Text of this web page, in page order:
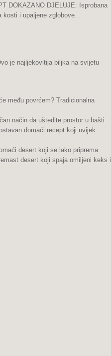
DOKAZANO DJELUJE: Isprobana
kosti i upaljene zglobove…
je najljekovitija biljka na svijetu
među povrćem? Tradicionalna
način da uštedite prostor u bašti
domaći recept koji uvijek
desert koji se lako priprema
desert koji spaja omiljeni keks i